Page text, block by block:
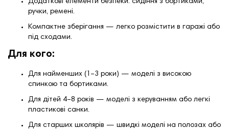
Додаткові елементи безпеки: сидіння з бортиками,
ручки, ремені.
Компактне зберігання — легко розмістити в гаражі або
під сходами.
Для кого:
Для найменших (1–3 роки) — моделі з високою
спинкою та бортиками.
Для дітей 4–8 років — моделі з керуванням або легкі
пластикові санки.
Для старших школярів — швидкі моделі на полозах або